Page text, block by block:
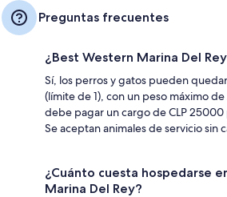
Preguntas frecuentes
¿Best Western Marina Del
Sí, los perros y gatos pueden
(límite de 1), con un peso máximo
debe pagar un cargo de CLP
Se aceptan animales de servicio sin
¿Cuánto cuesta hospedarse
Marina Del Rey?